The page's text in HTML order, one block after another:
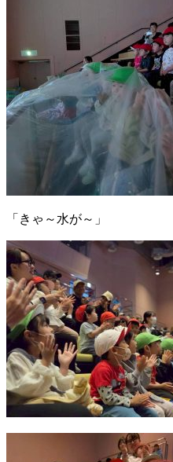
「きゃ～水が～」